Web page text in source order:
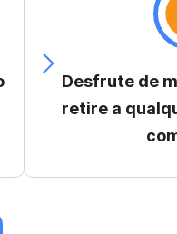
Desfrute de
retire a